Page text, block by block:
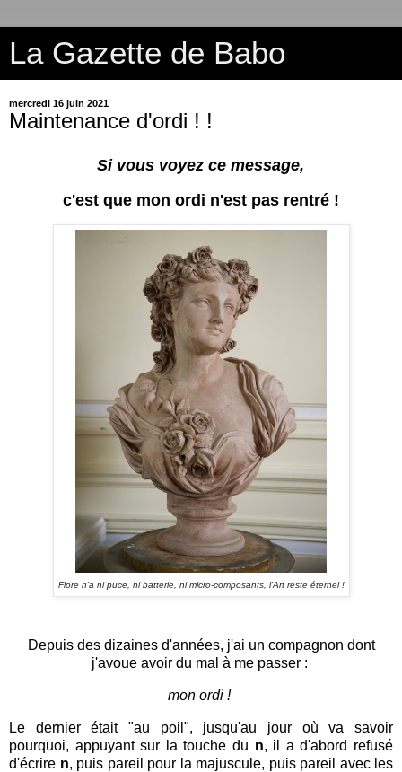
La Gazette de Babo
mercredi 16 juin 2021
Maintenance d'ordi ! !
Si vous voyez ce message,
c'est que mon ordi n'est pas rentré !
Flore n'a ni puce, ni batterie, ni micro-composants, l'Art reste éternel !
Depuis des dizaines d'années, j'ai un compagnon dont
j'avoue avoir du mal à me passer :
mon ordi !
Le dernier était "au poil", jusqu'au jour où va savoir
pourquoi, appuyant sur la touche du n, il a d'abord refusé
d'écrire n, puis pareil pour la majuscule, puis pareil avec les